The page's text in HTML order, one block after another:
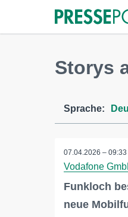
Storys
Sprache:
07.04.2026 – 09:33
Vodafone
Funkloch
neue